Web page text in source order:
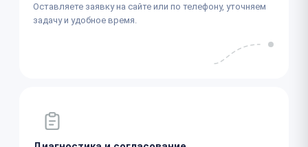
Оставляете заявку на сайте или по телефону, уточняем
задачу и удобное время.